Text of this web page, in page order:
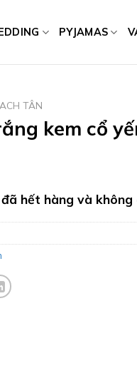
PYJAMAS
TÂN
kem cổ
hết hàng và không